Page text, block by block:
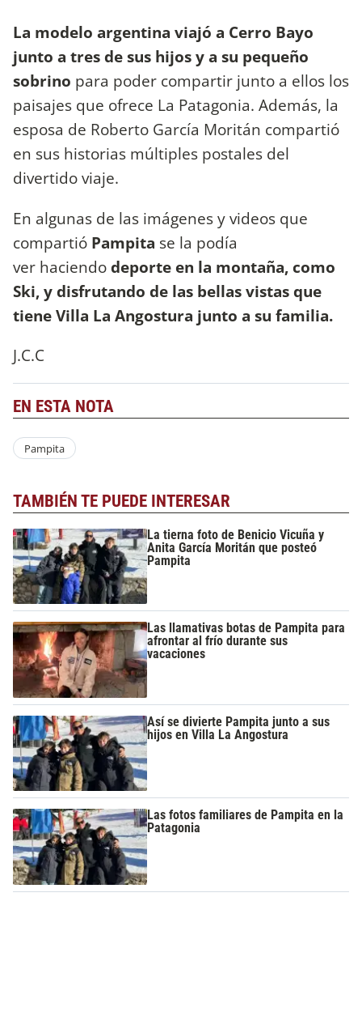
La modelo argentina viajó a Cerro Bayo
junto a tres de sus hijos y a su pequeño
sobrino para poder compartir junto a ellos los
paisajes que ofrece La Patagonia. Además, la
esposa de Roberto García Moritán compartió
en sus historias múltiples postales del
divertido viaje.
En algunas de las imágenes y videos que
compartió Pampita se la podía
ver haciendodeporte en la montaña, como
Ski, y disfrutando de las bellas vistas que
tiene Villa La Angostura junto a su familia.
J.C.C
EN ESTA NOTA
Pampita
TAMBIÉN TE PUEDE INTERESAR
La tierna foto de Benicio Vicuña y
Anita García Moritán que posteó
Pampita
Las llamativas botas de Pampita para
afrontar al frío durante sus
vacaciones
Así se divierte Pampita junto a sus
hijos en Villa La Angostura
Las fotos familiares de Pampita en la
Patagonia